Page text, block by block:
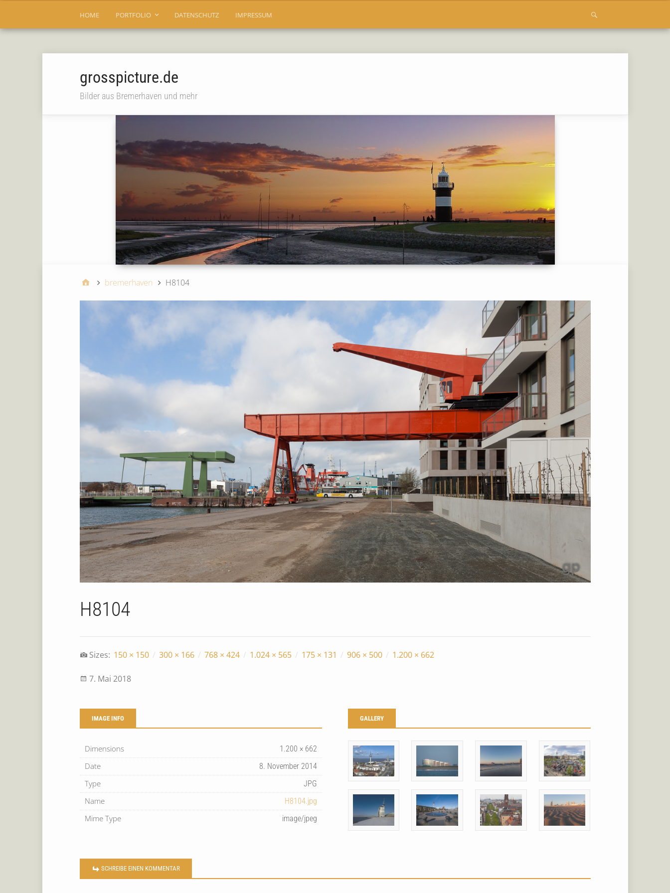
HOME PORTFOLIO DATENSCHUTZ IMPRESSUM
grosspicture.de
Bilder aus Bremerhaven und mehr
bremerhaven H8104
H8104
Sizes: 150 × 150 / 300 × 166 / 768 × 424 / 1.024 × 565 / 175 × 131 / 906 × 500 / 1.200 × 662
7. Mai 2018
IMAGE INFO
Dimensions 1.200 × 662
Date 8. November 2014
Type JPG
Name H8104.jpg
Mime Type image/jpeg
GALLERY
SCHREIBE EINEN KOMMENTAR